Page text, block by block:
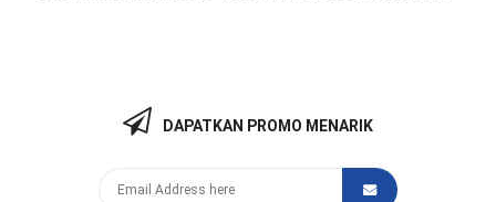
DAPATKAN PROMO MENARIK